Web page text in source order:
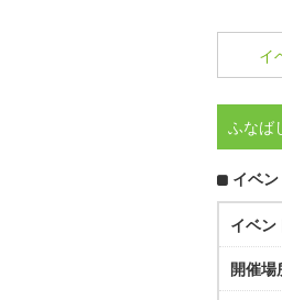
イ
ふなば
イベ
イベン
開催場